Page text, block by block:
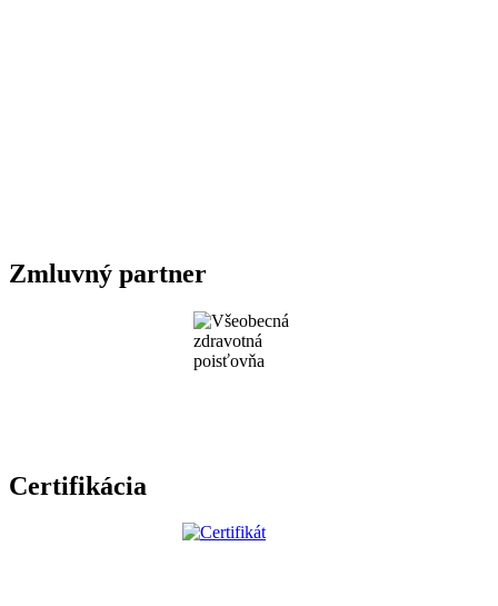
Zmluvný partner
Certifikácia